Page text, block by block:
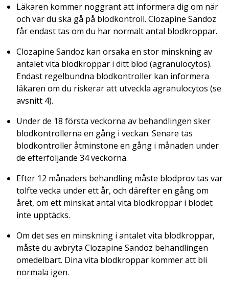
Läkaren kommer noggrant att informera dig om när
och var du ska gå på blodkontroll. Clozapine Sandoz
får endast tas om du har normalt antal blodkroppar.
Clozapine Sandoz kan orsaka en stor minskning av
antalet vita blodkroppar i ditt blod (agranulocytos).
Endast regelbundna blodkontroller kan informera
läkaren om du riskerar att utveckla agranulocytos (se
avsnitt 4).
Under de 18 första veckorna av behandlingen sker
blodkontrollerna en gång i veckan. Senare tas
blodkontroller åtminstone en gång i månaden under
de efterföljande 34 veckorna.
Efter 12 månaders behandling måste blodprov tas var
tolfte vecka under ett år, och därefter en gång om
året, om ett minskat antal vita blodkroppar i blodet
inte upptäcks.
Om det ses en minskning i antalet vita blodkroppar,
måste du avbryta Clozapine Sandoz behandlingen
omedelbart. Dina vita blodkroppar kommer att bli
normala igen.